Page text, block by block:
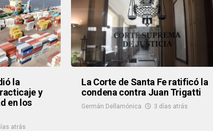
la
y
en los
atrás
La Corte de Santa Fe ratificó la
condena contra Juan Trigatti
Germán Dellamónica 3 días atrás